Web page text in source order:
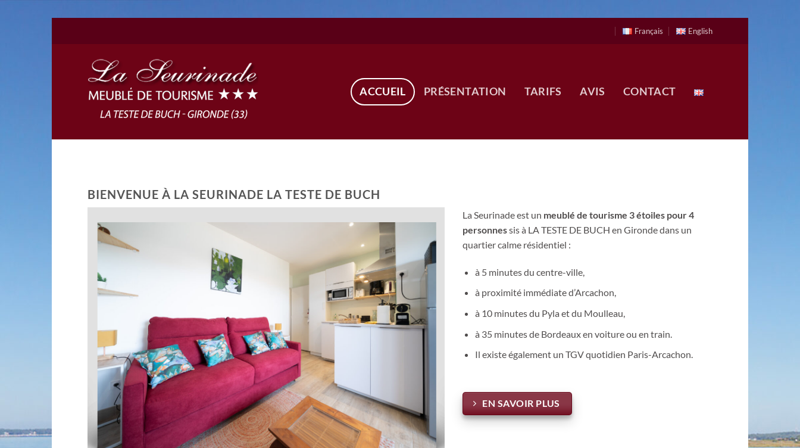
Français English
ACCUEIL PRÉSENTATION TARIFS AVIS CONTACT
BIENVENUE À LA SEURINADE LA TESTE DE BUCH
La Seurinade est un meublé de tourisme 3 étoiles pour 4
personnessis à LA TESTE DE BUCH en Gironde dans un
quartier calme résidentiel :
à 5 minutes du centre-ville,
à proximité immédiate d’Arcachon,
à 10 minutes du Pyla et du Moulleau,
à 35 minutes de Bordeaux en voiture ou en train.
Il existe également un TGV quotidien Paris-Arcachon.
EN SAVOIR PLUS